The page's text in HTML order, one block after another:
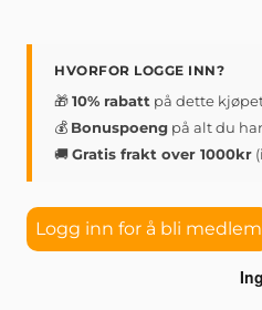
HVORFOR LOGGE INN?
🎁10% rabatt på dette
💰 Bonuspoeng på alt du
🚚Gratis frakt over 1000kr
Logg inn for å bli medlem